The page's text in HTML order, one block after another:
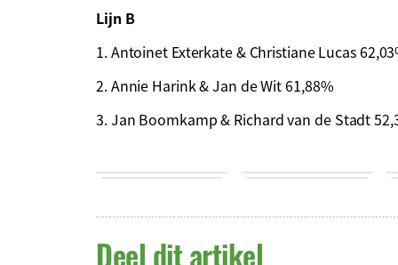
Lijn B
1. Antoinet Exterkate & Christiane Lucas
2. Annie Harink & Jan de Wit 61,88%
3. Jan Boomkamp & Richard van de Stadt
Deel dit artikel